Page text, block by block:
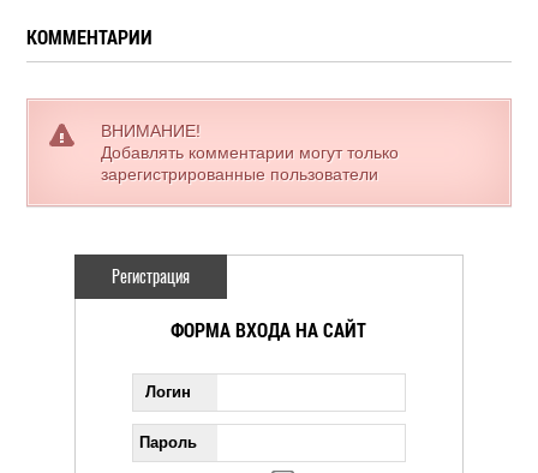
КОММЕНТАРИИ
ВНИМАНИЕ!
Добавлять комментарии могут только
зарегистрированные пользователи
Регистрация
ФОРМА ВХОДА НА САЙТ
Логин
Пароль